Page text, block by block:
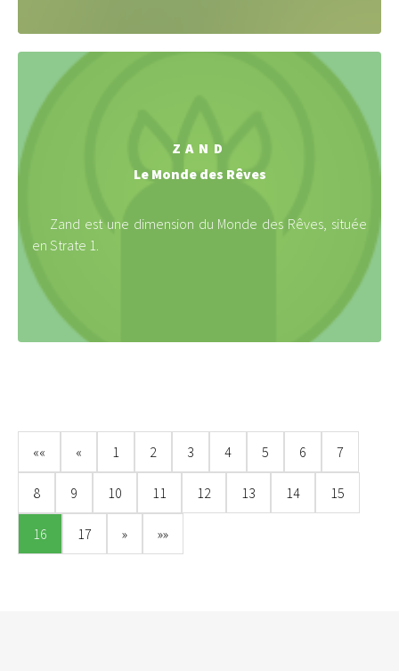
ZAND
Le Monde des Rêves
Zand est une dimension du Monde des Rêves, située
en Strate 1.
«« « 1 2 3 4 5 6 7
8 9 10 11 12 13 14 15
16 17 » »»